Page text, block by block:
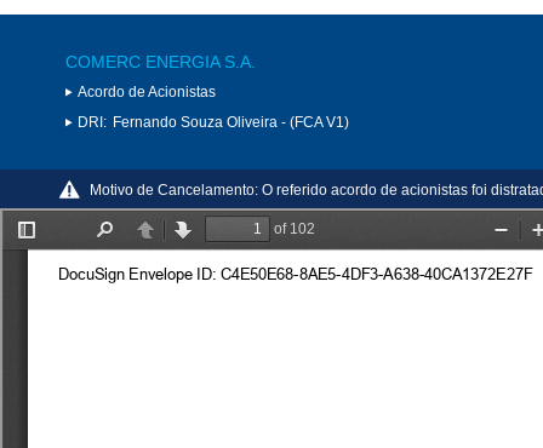
COMERC ENERGIA S.A.
Acordo de Acionistas
DRI: Fernando Souza Oliveira - (FCA V1)
Motivo de Cancelamento: O referido acordo de acionistas foi